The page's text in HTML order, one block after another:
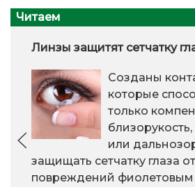
Читаем
Линзы защитят сетчатку
Созданы
которые
только
или
защищать сетчатку глаза от
повреждений фиолетовым